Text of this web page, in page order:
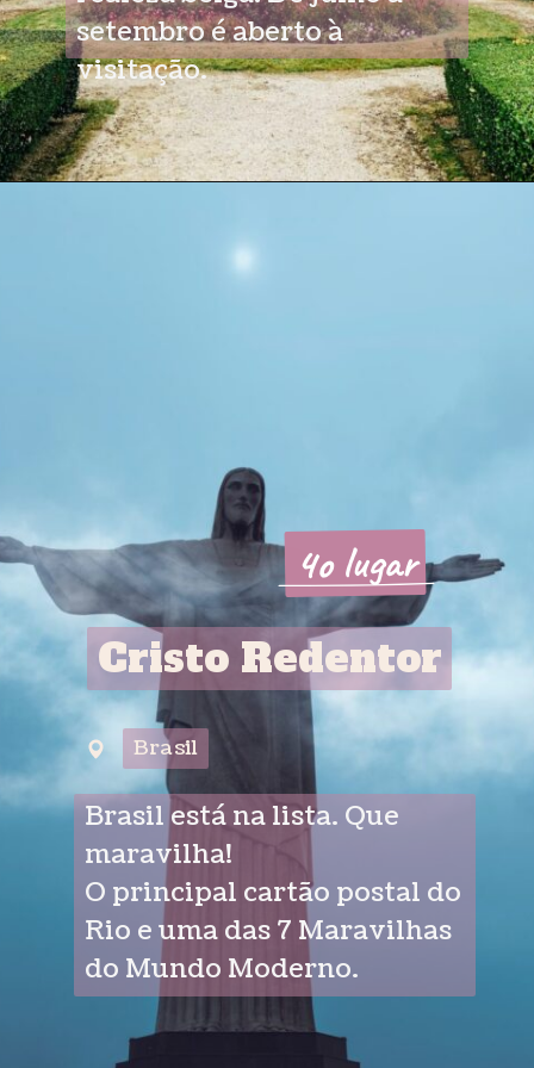
setembro é aberto à
visitação.
Cristo Redentor
Cristo Redentor
Brasil
Brasil
Brasil está na lista. Que
maravilha!
O principal cartão postal do
Rio e uma das 7 Maravilhas
do Mundo Moderno.
4o lugar
4o lugar